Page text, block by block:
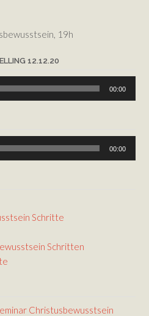
19h
12.12.20
00:00
00:00
Schritte
Schritten
Christusbewusstsein